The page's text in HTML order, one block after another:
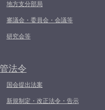
地方支分部局
審議会・委員会・会議等
研究会等
法令
国会提出法案
新規制定・改正法令・告示